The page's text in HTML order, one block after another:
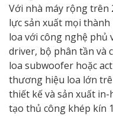
Với nhà máy rộng trên
lực sản xuất mọi
loa với công nghệ phủ
driver, bộ phân tần và
loa subwoofer hoặc
thương hiệu loa lớn
thiết kế và sản xuất
tạo thủ công khép kín